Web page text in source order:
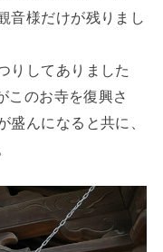
音様だけが残りまし
りしてありました
このお寺を復興さ
盛んになると共に、